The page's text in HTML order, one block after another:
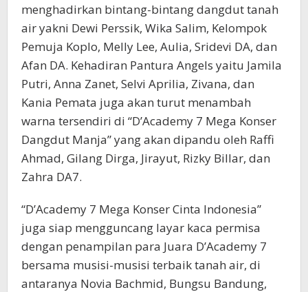
menghadirkan bintang-bintang dangdut tanah
air yakni Dewi Perssik, Wika Salim, Kelompok
Pemuja Koplo, Melly Lee, Aulia, Sridevi DA, dan
Afan DA. Kehadiran Pantura Angels yaitu Jamila
Putri, Anna Zanet, Selvi Aprilia, Zivana, dan
Kania Pemata juga akan turut menambah
warna tersendiri di “D’Academy 7 Mega Konser
Dangdut Manja” yang akan dipandu oleh Raffi
Ahmad, Gilang Dirga, Jirayut, Rizky Billar, dan
Zahra DA7.
“D’Academy 7 Mega Konser Cinta Indonesia”
juga siap mengguncang layar kaca permisa
dengan penampilan para Juara D’Academy 7
bersama musisi-musisi terbaik tanah air, di
antaranya Novia Bachmid, Bungsu Bandung,